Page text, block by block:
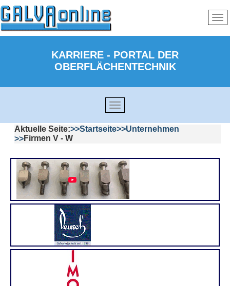
KARRIERE - PORTAL DER
OBERFLÄCHENTECHNIK
Aktuelle Seite: Startseite
Unternehmen
Firmen V - W